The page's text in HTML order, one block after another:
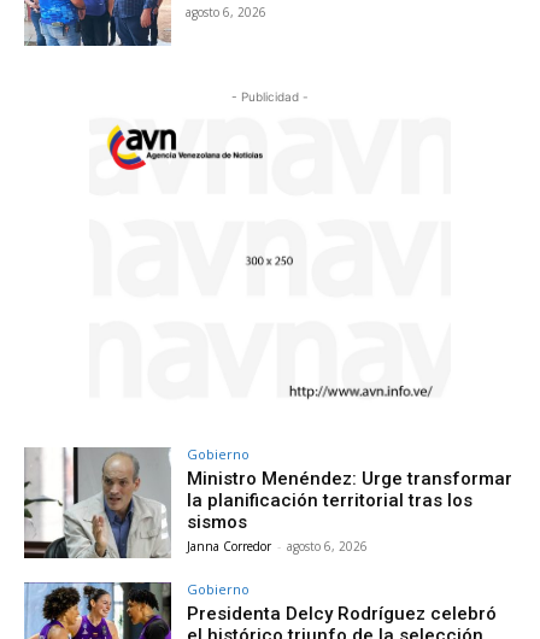
agosto 6, 2026
- Publicidad -
Gobierno
Ministro Menéndez: Urge transformar
la planificación territorial tras los
sismos
Janna Corredor - agosto 6, 2026
Gobierno
Presidenta Delcy Rodríguez celebró